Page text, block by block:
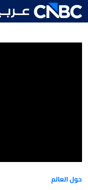
حول العالم